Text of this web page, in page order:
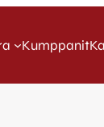
Kumppanit